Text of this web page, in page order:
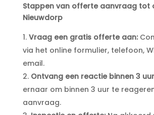
Stappen van offerte aanvraag tot
Nieuwdorp
Vraag een gratis offerte aan:
via het online formulier, telefoon,
email.​
Ontvang een reactie binnen 3
ernaar om binnen 3 uur te
aanvraag.​